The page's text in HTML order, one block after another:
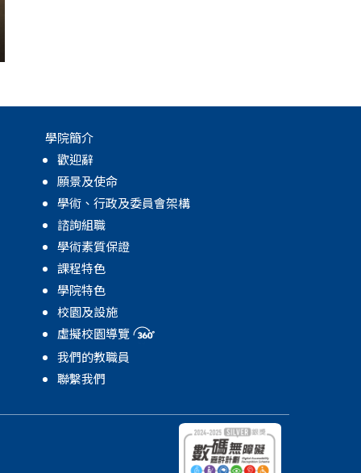
學院簡介
歡迎辭
願景及使命
學術、行政及委員會架構
諮詢組職
學術素質保證
課程特色
學院特色
校園及設施
虛擬校園導覽
我們的教職員
聯繫我們